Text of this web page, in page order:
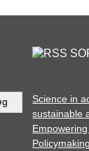
Science in
sustainable